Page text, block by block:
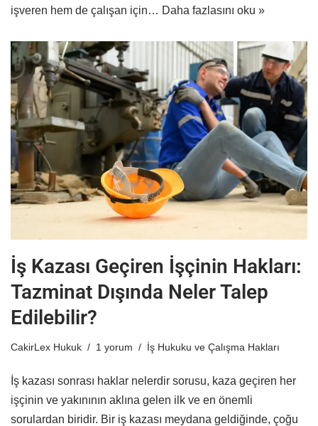
işveren hem de çalışan için… Daha fazlasını oku »
İş Kazası Geçiren İşçinin Hakları:
Tazminat Dışında Neler Talep
Edilebilir?
CakirLex Hukuk 1 yorum İş Hukuku ve Çalışma Hakları
İş kazası sonrası haklar nelerdir sorusu, kaza geçiren her
işçinin ve yakınının aklına gelen ilk ve en önemli
sorulardan biridir. Bir iş kazası meydana geldiğinde, çoğu